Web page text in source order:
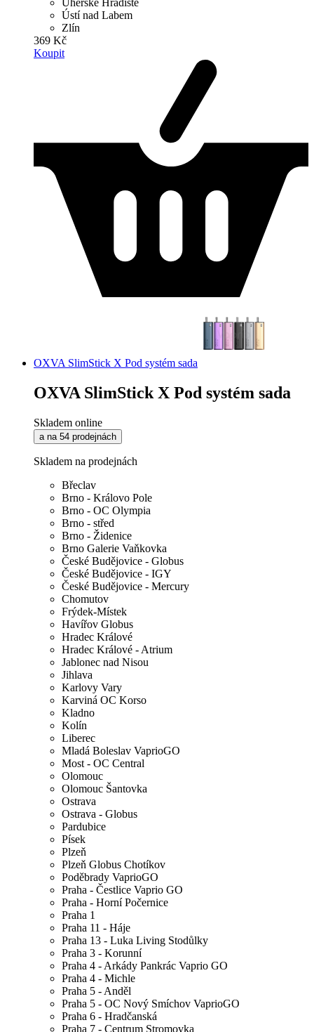
Ústí nad Labem
Zlín
369 Kč
Koupit
OXVA SlimStick X Pod systém sada
OXVA SlimStick X Pod systém sada
Skladem online
a na 54 prodejnách
Skladem na prodejnách
Břeclav
Brno - Královo Pole
Brno - OC Olympia
Brno - střed
Brno - Židenice
Brno Galerie Vaňkovka
České Budějovice - Globus
České Budějovice - IGY
České Budějovice - Mercury
Chomutov
Frýdek-Místek
Havířov Globus
Hradec Králové
Hradec Králové - Atrium
Jablonec nad Nisou
Jihlava
Karlovy Vary
Karviná OC Korso
Kladno
Kolín
Liberec
Mladá Boleslav VaprioGO
Most - OC Central
Olomouc
Olomouc Šantovka
Ostrava
Ostrava - Globus
Pardubice
Písek
Plzeň
Plzeň Globus Chotíkov
Poděbrady VaprioGO
Praha - Čestlice Vaprio GO
Praha - Horní Počernice
Praha 1
Praha 11 - Háje
Praha 13 - Luka Living Stodůlky
Praha 3 - Korunní
Praha 4 - Arkády Pankrác Vaprio GO
Praha 4 - Michle
Praha 5 - Anděl
Praha 5 - OC Nový Smíchov VaprioGO
Praha 6 - Hradčanská
Praha 7 - Centrum Stromovka